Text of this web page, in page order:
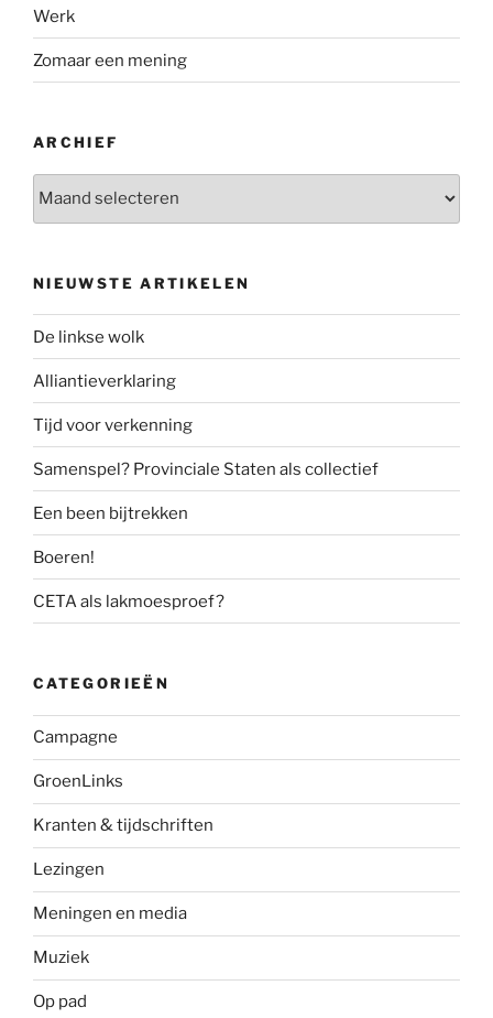
Werk
Zomaar een mening
ARCHIEF
NIEUWSTE ARTIKELEN
De linkse wolk
Alliantieverklaring
Tijd voor verkenning
Samenspel? Provinciale Staten als collectief
Een been bijtrekken
Boeren!
CETA als lakmoesproef?
CATEGORIEËN
Campagne
GroenLinks
Kranten & tijdschriften
Lezingen
Meningen en media
Muziek
Op pad